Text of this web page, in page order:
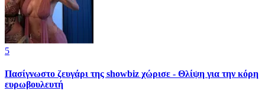
5
Πασίγνωστο ζευγάρι της showbiz χώρισε - Θλίψη για την κόρη
ευρωβουλευτή